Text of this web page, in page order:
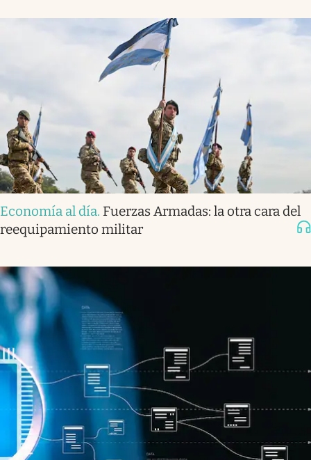
Economía al día. Fuerzas Armadas: la otra cara del
reequipamiento militar